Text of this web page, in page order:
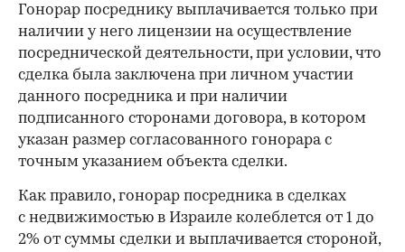
Гонорар посреднику выплачивается только при
наличии у него лицензии на осуществление
посреднической деятельности, при условии, что
сделка была заключена при личном участии
данного посредника и при наличии
подписанного сторонами договора, в котором
указан размер согласованного гонорара с
точным указанием объекта сделки.
Как правило, гонорар посредника в сделках
с недвижимостью в Израиле колеблется от 1 до
2% от суммы сделки и выплачивается стороной,